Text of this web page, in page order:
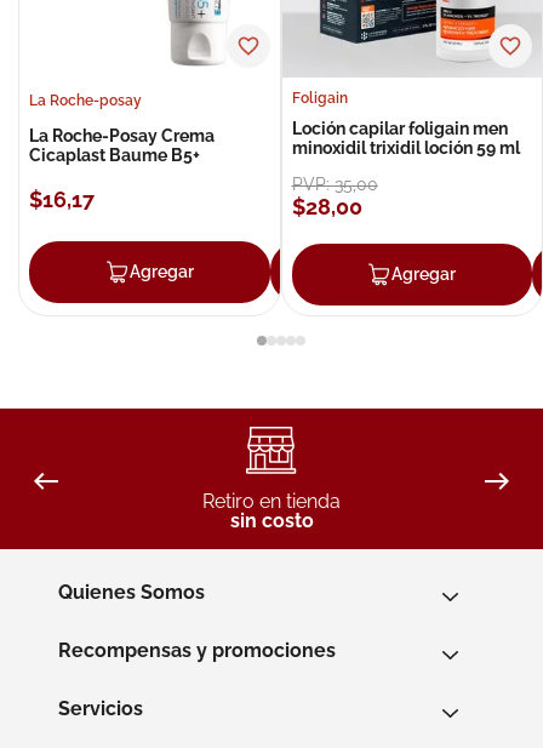
La Roche-posay
La Roche-Posay Crema
Cicaplast Baume B5+
$16,17
Agregar Agregar
Foligain
Loción capilar foligain men
minoxidil trixidil loción 59 ml
PVP:35,00
$28,00
Agregar
Retiro en tienda
sin costo
Quienes Somos
Recompensas y promociones
Servicios